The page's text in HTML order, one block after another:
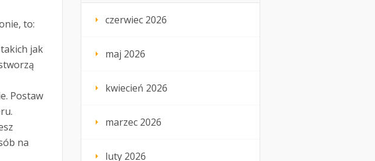
to:
jak
Postaw
na
czerwiec 2026
maj 2026
kwiecień 2026
marzec 2026
luty 2026